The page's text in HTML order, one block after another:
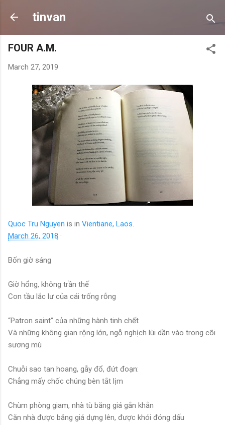
tinvan
FOUR A.M.
March 27, 2019
Quoc Tru Nguyen is in Vientiane, Laos
March 26, 2018 ·
Bốn giờ sáng
Giờ hổng, không trần thế
Con tầu lắc lư của cái trống rỗng
“Patron saint” của những hành tinh chết
Và những không gian rộng lớn, ngỗ nghịch lùi dần vào trong cõi
sương mù
Chuỗi sao tan hoang, gẫy đổ, đứt đoạn:
Chẳng mấy chốc chúng bèn tắt lịm
Chùm phòng giam, nhà tù băng giá gắn khằn
Căn nhà được băng giá dựng lên, được khói đóng dấu